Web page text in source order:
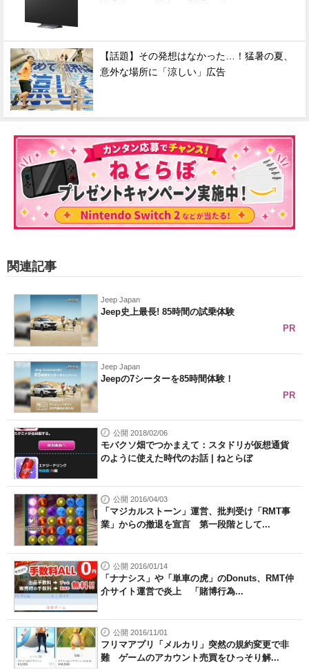
【話題】その発想はなかった…！猛暑の夏、
意外な場所に「涼しい」広告
関連記事
Jeep Japan
Jeep史上最長! 85時間の試乗体験
PR
Jeep Japan
Jeepの7シーターを85時間体験！
PR
公開 2018/02/06
モバクソ畑でつかまえて：スタドリが仮想通貨
のように使えた時代のお話 | ねとらぼ
公開 2016/04/03
「マジカルストーン」運営、批判受け「RMT事
業」からの撤退を宣言 第一段階として...
公開 2016/01/14
「ナナシス」や「単車の虎」のDonuts、RMT仲
介サイト運営で炎上 「賭博行為...
公開 2016/11/01
フリマアプリ「メルカリ」突然の規約変更で非
難 ゲームのアカウント売買をひっそり解...